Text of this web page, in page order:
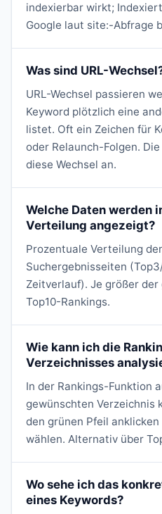
indexierbar wirkt;
Google laut site:-Abfrage
Was sind URL-
URL-Wechsel passieren
Keyword plötzlich eine
listet. Oft ein Zeichen für
oder Relaunch-Folgen.
diese Wechsel an.
Welche Daten werden
Verteilung angezeigt?
Prozentuale Verteilung
Suchergebnisseiten
Zeitverlauf). Je größer
Top10-Rankings.
Wie kann ich die
Verzeichnisses
In der Rankings-Funktion
gewünschten Verzeichnis
den grünen Pfeil
wählen. Alternativ über
Wo sehe ich das
eines Keywords?